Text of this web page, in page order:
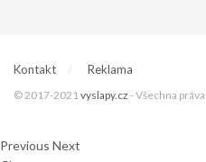
Kontakt Reklama
© 2017-2021vyslapy.cz - Všechna
Previous Next